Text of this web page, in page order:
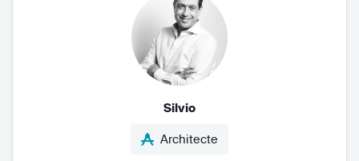
Silvio
Architecte